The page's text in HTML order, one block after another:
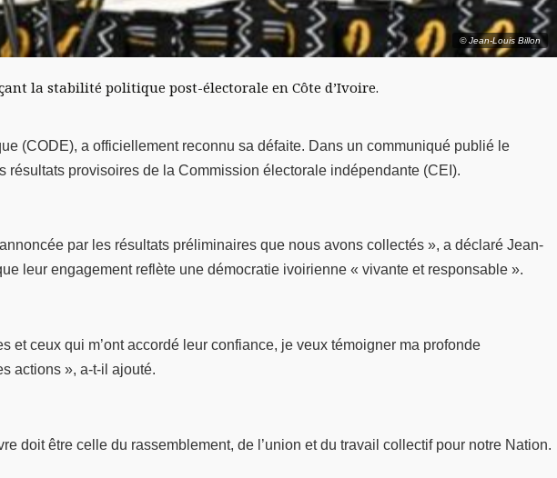
© Jean-Louis Billon
la stabilité politique post-électorale en Côte d’Ivoire.
(CODE), a officiellement reconnu sa défaite. Dans un communiqué publié le
provisoires de la Commission électorale indépendante (CEI).
par les résultats préliminaires que nous avons collectés », a déclaré Jean-
leur engagement reflète une démocratie ivoirienne « vivante et responsable ».
et ceux qui m’ont accordé leur confiance, je veux témoigner ma profonde
actions », a-t-il ajouté.
doit être celle du rassemblement, de l’union et du travail collectif pour notre Nation.